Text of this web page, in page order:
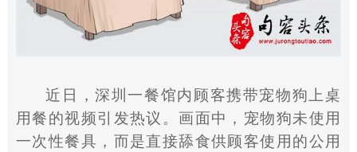
近日，深圳一餐馆内顾客携带宠物狗上桌
用餐的视频引发热议。画面中，宠物狗未使用
一次性餐具，而是直接舔食供顾客使用的公用